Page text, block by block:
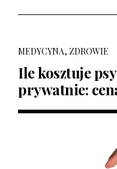
MEDYCYNA, ZDROWIE
Ile kosztuje
prywatnie: